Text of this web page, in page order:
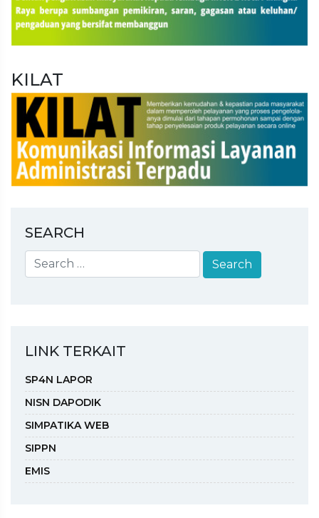
KILAT
SEARCH
LINK TERKAIT
SP4N LAPOR
NISN DAPODIK
SIMPATIKA WEB
SIPPN
EMIS